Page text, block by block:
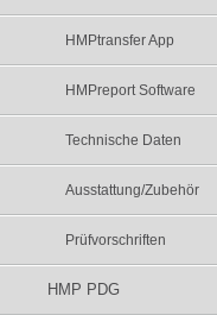
HMPtransfer App
HMPreport Software
Technische Daten
Ausstattung/Zubehör
Prüfvorschriften
HMP PDG